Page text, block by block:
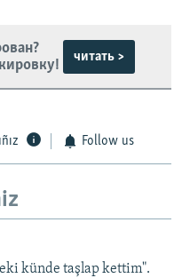
читать >
Follow us
künde taşlap kettim".